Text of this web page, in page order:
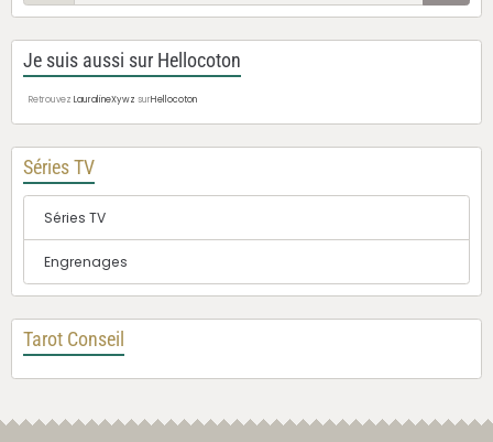
Je suis aussi sur Hellocoton
Retrouvez LauralineXywz surHellocoton
Séries TV
Séries TV
Engrenages
Tarot Conseil